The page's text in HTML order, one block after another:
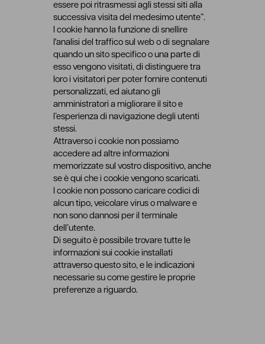
essere poi ritrasmessi agli stessi siti alla
successiva visita del medesimo utente”.
I cookie hanno la funzione di snellire
l'analisi del traffico sul web o di segnalare
quando un sito specifico o una parte di
esso vengono visitati, di distinguere tra
loro i visitatori per poter fornire contenuti
personalizzati, ed aiutano gli
amministratori a migliorare il sito e
l’esperienza di navigazione degli utenti
stessi.
Attraverso i cookie non possiamo
accedere ad altre informazioni
memorizzate sul vostro dispositivo, anche
se è qui che i cookie vengono scaricati.
I cookie non possono caricare codici di
alcun tipo, veicolare virus o malware e
non sono dannosi per il terminale
dell’utente.
Di seguito è possibile trovare tutte le
informazioni sui cookie installati
attraverso questo sito, e le indicazioni
necessarie su come gestire le proprie
preferenze a riguardo.